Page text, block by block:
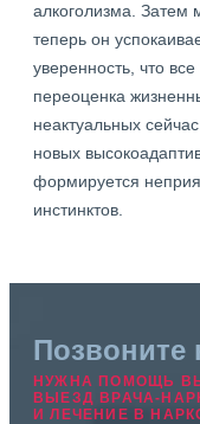
алкоголизма. Затем
теперь он
уверенность, что
переоценка
неактуальных
новых
формируется
инстинктов.
Позвоните
НУЖНА ПОМОЩЬ
ВЫЕЗД ВРАЧА-
И ЛЕЧЕНИЕ В